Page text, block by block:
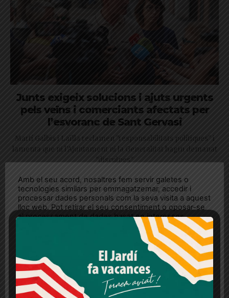
Junts exigeix solucions i ajuts urgents
pels veïns i comerciants afectats per
l’esvoranc de Sant Gervasi
Martí Galbis i Laïlla reclamen "responsabilitats polítiques" i
lamenta que ni l'Ajuntament ni la Generalitat hagin demanat
"disculpes"
Amb el seu acord, nosaltres fem servir galetes o
tecnologies similars per emmagatzemar, accedir i
processar dades personals com la seva visita a aquest
lloc web. Pot retirar el seu consentiment o oposar-se
al processament de dades basat en interessos
legítims en qualsevol moment fent clic a "Ajustos de
cookies" o a la nostra Política de privacitat en aquest
lloc web. Si cliques "acceptar" dones el teu
Més informació Acceptar Rebutjar tot